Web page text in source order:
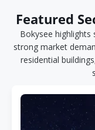
Featured
Bokysee
strong market
residential